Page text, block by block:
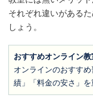
それぞれ違いがある
しょう。
おすすめオンライン
オンラインのおすす
績」「料金の安さ」を